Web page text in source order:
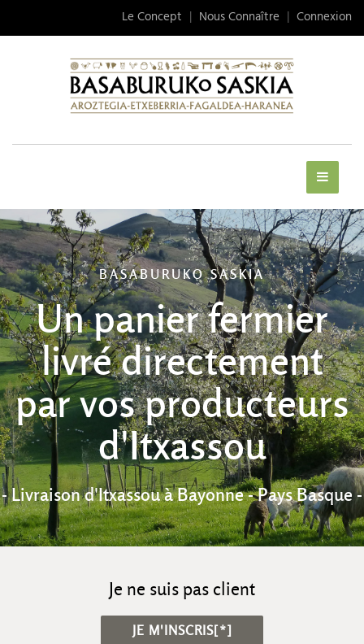
Le Concept Nous Connaître Connexion
BASABURUKO SASKIA
Un panier fermier
livré directement
par vos producteurs
d'Itxassou
- Livraison d'Itxassou à Bayonne - Pays Basque -
Je ne suis pas client
JE M'INSCRIS[*]